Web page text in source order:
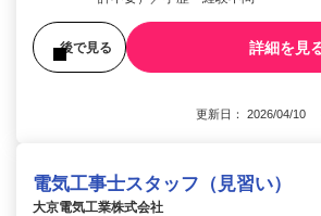
後で見る 詳細を見
更新日： 2026/04/10
電気工事士スタッフ（見習い）
大京電気工業株式会社